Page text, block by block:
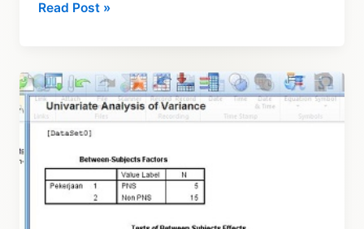
Interprestasi
Anova
dalam
SPSS
Read Post »